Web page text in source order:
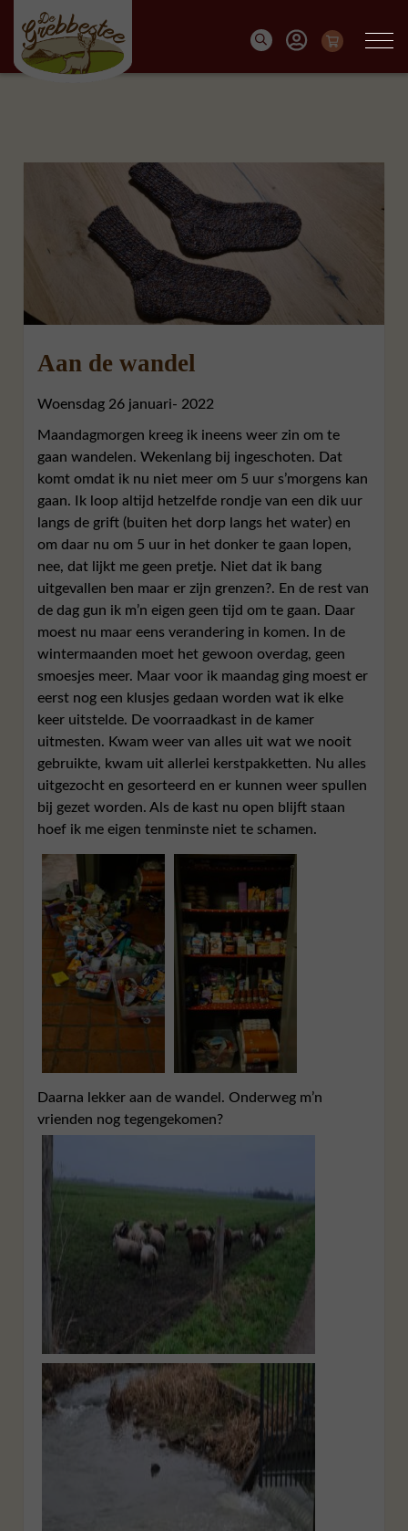
Aan de wandel
Woensdag 26 januari- 2022
Maandagmorgen kreeg ik ineens weer zin om te
gaan wandelen. Wekenlang bij ingeschoten. Dat
komt omdat ik nu niet meer om 5 uur s’morgens kan
gaan. Ik loop altijd hetzelfde rondje van een dik uur
langs de grift (buiten het dorp langs het water) en
om daar nu om 5 uur in het donker te gaan lopen,
nee, dat lijkt me geen pretje. Niet dat ik bang
uitgevallen ben maar er zijn grenzen?. En de rest van
de dag gun ik m’n eigen geen tijd om te gaan. Daar
moest nu maar eens verandering in komen. In de
wintermaanden moet het gewoon overdag, geen
smoesjes meer. Maar voor ik maandag ging moest er
eerst nog een klusjes gedaan worden wat ik elke
keer uitstelde. De voorraadkast in de kamer
uitmesten. Kwam weer van alles uit wat we nooit
gebruikte, kwam uit allerlei kerstpakketten. Nu alles
uitgezocht en gesorteerd en er kunnen weer spullen
bij gezet worden. Als de kast nu open blijft staan
hoef ik me eigen tenminste niet te schamen.
Daarna lekker aan de wandel. Onderweg m’n
vrienden nog tegengekomen?